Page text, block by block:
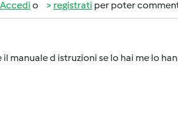
Accedi o registrati per poter
manuale d istruzioni se lo hai me lo